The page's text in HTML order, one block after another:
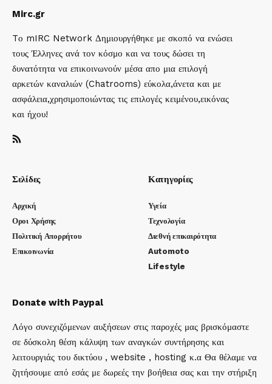
Mirc.gr
Tο mIRC Network Δημιουργήθηκε με σκοπό να ενώσει
τους Έλληνες ανά τον κόσμο και να τους δώσει τη
δυνατότητα να επικοινωνούν μέσα απο μια επιλογή
αρκετών καναλιών (Chatrooms) εύκολα,άνετα και με
ασφάλεια,χρησιμοποιώντας τις επιλογές κειμένου,εικόνας
και ήχου!
Σελίδες
Αρχική
Οροι Χρήσης
Πολιτική Απορρήτου
Επικοινωνία
Κατηγορίες
Υγεία
Τεχνολογία
Διεθνή επικαιρότητα
Automoto
Lifestyle
Donate with Paypal
Λόγο συνεχιζόμενων αυξήσεων στις παροχές μας βρισκόμαστε
σε δύσκολη θέση κάλυψη των αναγκών συντήρησης και
λειτουργιάς του δικτύου , website , hosting κ.α Θα θέλαμε να
ζητήσουμε από εσάς με δωρεές την βοήθεια σας και την στήριξη